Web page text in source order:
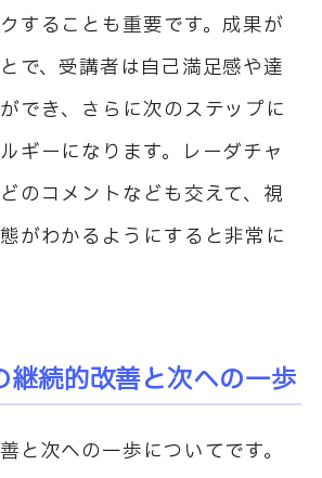
することも重要です。成果が
で、受講者は自己満足感や達
でき、さらに次のステップに
ギーになります。レーダチャ
のコメントなども交えて、視
がわかるようにすると非常に
継続的改善と次への一歩
と次への一歩についてです。